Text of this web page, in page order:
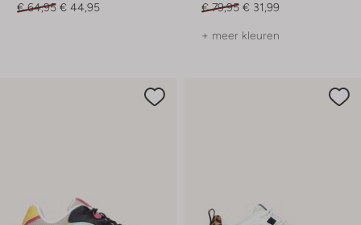
€ 64,95 € 44,95
€ 79,95 € 31,99
+ meer kleuren